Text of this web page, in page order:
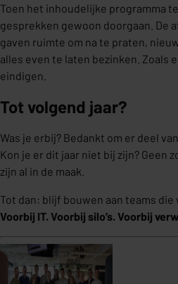
Toen het inhoudelijke programma
gesprekken gewoon doorgaan. De
gaven ruimte om na te praten,
alles even te laten bezinken. Zoals
eindigen.
Tot volgend jaar?
Was je erbij? Bedankt om er deel
Kon je er dit jaar niet bij zijn? Geen
zijn al in de maak.
Tot dan: blijf bouwen aan teams die
Voorbij IT. Voorbij silo’s. Voorbij